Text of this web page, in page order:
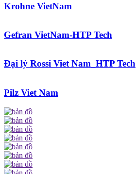
Krohne VietNam
Gefran VietNam-HTP Tech
Đại lý Rossi Viet Nam_HTP Tech
Pilz Viet Nam